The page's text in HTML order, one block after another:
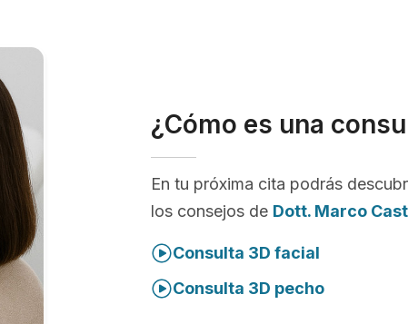
¿Cómo es una
En tu próxima cita podrás
los consejos de Dott. Marco
Consulta 3D facial
Consulta 3D pecho